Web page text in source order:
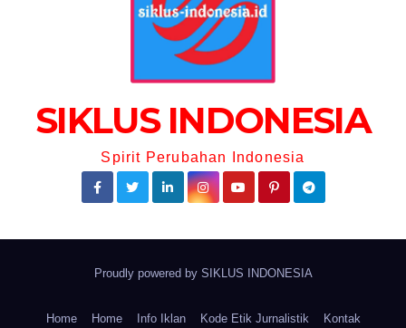
SIKLUS INDONESIA
Spirit Perubahan Indonesia
Proudly powered by SIKLUS INDONESIA
Home Home Info Iklan Kode Etik Jurnalistik Kontak